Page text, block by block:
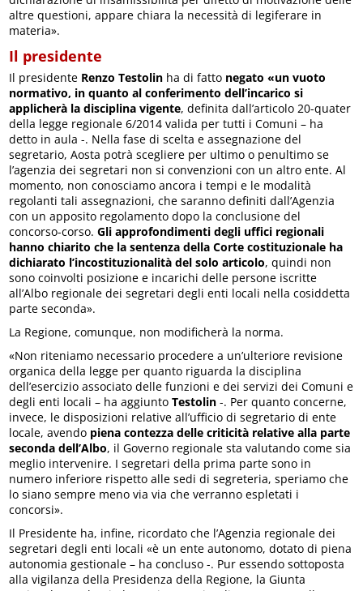
altre questioni, appare chiara la necessità di legiferare in
materia».
Il presidente
Il presidente Renzo Testolin ha di fatto negato «un vuoto
normativo, in quanto al conferimento dell’incarico si
applicherà la disciplina vigente, definita dall’articolo 20-quater
della legge regionale 6/2014 valida per tutti i Comuni – ha
detto in aula -. Nella fase di scelta e assegnazione del
segretario, Aosta potrà scegliere per ultimo o penultimo se
l’agenzia dei segretari non si convenzioni con un altro ente. Al
momento, non conosciamo ancora i tempi e le modalità
regolanti tali assegnazioni, che saranno definiti dall’Agenzia
con un apposito regolamento dopo la conclusione del
concorso-corso.Gli approfondimenti degli uffici regionali
hanno chiarito che la sentenza della Corte costituzionale ha
dichiarato l’incostituzionalità del solo articolo, quindi non
sono coinvolti posizione e incarichi delle persone iscritte
all’Albo regionale dei segretari degli enti locali nella cosiddetta
parte seconda».
La Regione, comunque, non modificherà la norma.
«Non riteniamo necessario procedere a un’ulteriore revisione
organica della legge per quanto riguarda la disciplina
dell’esercizio associato delle funzioni e dei servizi dei Comuni e
degli enti locali – ha aggiuntoTestolin -. Per quanto concerne,
invece, le disposizioni relative all’ufficio di segretario di ente
locale, avendo piena contezza delle criticità relative alla parte
seconda dell’Albo, il Governo regionale sta valutando come sia
meglio intervenire. I segretari della prima parte sono in
numero inferiore rispetto alle sedi di segreteria, speriamo che
lo siano sempre meno via via che verranno espletati i
concorsi».
Il Presidente ha, infine, ricordato che l’Agenzia regionale dei
segretari degli enti locali «è un ente autonomo, dotato di piena
autonomia gestionale – ha concluso -. Pur essendo sottoposta
alla vigilanza della Presidenza della Regione, la Giunta